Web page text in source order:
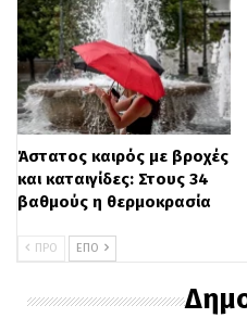
Άστατος καιρός με βροχές
και καταιγίδες: Στους 34
βαθμούς η θερμοκρασία
ΠΡΟ ΕΠΌ